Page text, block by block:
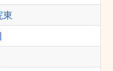
東